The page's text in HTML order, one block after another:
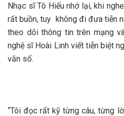
Nhạc sĩ Tô Hiếu nhớ lại, khi
rất buồn, tuy không đi đưa tiễn
theo dõi thông tin trên mạng
nghệ sĩ Hoài Linh viết tiễn biệt
vắn số.
“Tôi đọc rất kỹ từng câu, từng